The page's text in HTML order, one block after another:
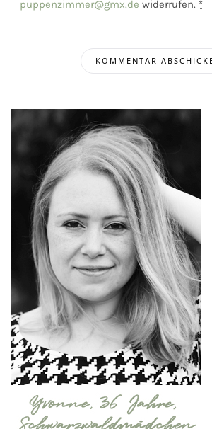
puppenzimmer@gmx.de widerrufen. *